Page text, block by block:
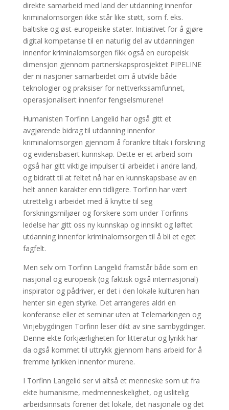
direkte samarbeid med land der utdanning innenfor
kriminalomsorgen ikke står like støtt, som f. eks.
baltiske og øst-europeiske stater. Initiativet for å gjøre
digital kompetanse til en naturlig del av utdanningen
innenfor kriminalomsorgen fikk også en europeisk
dimensjon gjennom partnerskapsprosjektet PIPELINE
der ni nasjoner samarbeidet om å utvikle både
teknologier og praksiser for nettverkssamfunnet,
operasjonalisert innenfor fengselsmurene!
Humanisten Torfinn Langelid har også gitt et
avgjørende bidrag til utdanning innenfor
kriminalomsorgen gjennom å forankre tiltak i forskning
og evidensbasert kunnskap. Dette er et arbeid som
også har gitt viktige impulser til arbeidet i andre land,
og bidratt til at feltet nå har en kunnskapsbase av en
helt annen karakter enn tidligere. Torfinn har vært
utrettelig i arbeidet med å knytte til seg
forskningsmiljøer og forskere som under Torfinns
ledelse har gitt oss ny kunnskap og innsikt og løftet
utdanning innenfor kriminalomsorgen til å bli et eget
fagfelt.
Men selv om Torfinn Langelid framstår både som en
nasjonal og europeisk (og faktisk også internasjonal)
inspirator og pådriver, er det i den lokale kulturen han
henter sin egen styrke. Det arrangeres aldri en
konferanse eller et seminar uten at Telemarkingen og
Vinjebygdingen Torfinn leser dikt av sine sambygdinger.
Denne ekte forkjærligheten for litteratur og lyrikk har
da også kommet til uttrykk gjennom hans arbeid for å
fremme lyrikken innenfor murene.
I Torfinn Langelid ser vi altså et menneske som ut fra
ekte humanisme, medmenneskelighet, og uslitelig
arbeidsinnsats forener det lokale, det nasjonale og det